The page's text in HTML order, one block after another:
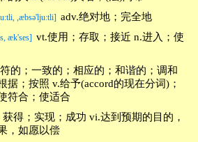
,æbsə'lju:tli] adv.绝对地；完全地
æk'ses] vt.使用；存取；接近 n.进入；使
的；一致的；相应的；和谐的；调和
据；按照 v.给予(accord的现在分词)；
符合；使适合
得；实现；成功 vi.达到预期的目的，
，如愿以偿